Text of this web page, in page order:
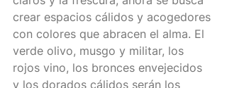
crear espacios cálidos y acogedores
con colores que abracen el alma. El
verde olivo, musgo y militar, los
rojos vino, los bronces envejecidos
y los dorados cálidos serán los